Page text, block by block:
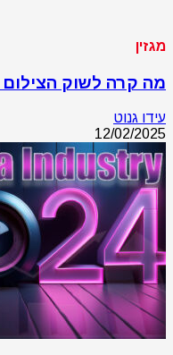
מגזין
מה קרה לשוק הצילום ב-
עידו גנוט
12/02/2025